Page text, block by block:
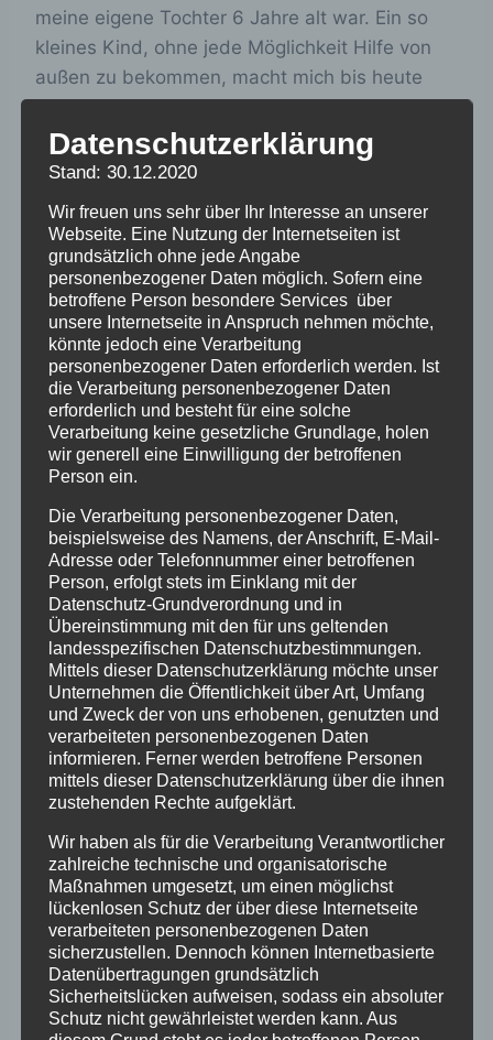
meine eigene Tochter 6 Jahre alt war. Ein so
kleines Kind, ohne jede Möglichkeit Hilfe von
außen zu bekommen, macht mich bis heute
Autorin. Ihre leidvollen Erfahrungen während
ihrer Kinderverschickung hat die renommierte
Häuser”verarbeitet.
Es ist das persönlichste Buch von Sabine
Ludwig.„Es hat mir eine große Genugtuung
verschafft, dass ich in meinem Buch die
Möglichkeit hatte, die Bösen am Ende zu
bestrafen,“betont Sabine Ludwig. In der
Realität ist das vielen Betroffenen verwehrt
geblieben. Schwarze Häuser hinterlässt nicht
nur ein düsteres Bild. In dem Roman geht auch
um die Bedeutung von Freundschaft und den
Zusammenhalt der Kinder untereinander.
Bereits 2014 hat diese Autorin das Thema in
die Öffentlichkeit gebracht,damals nahm das
Thema noch kaum einer ernst. Die Betroffenen
allerdings schon. Schon damals bekam Sabine
Ludwig Hunderte von Zuschriften Betroffener,
denen es ähnlich schlimm in ihren
Kurverschickungen gegangen waren, wie sie es
in dem Kinderbuch beschrieb.
Dienstag,17. Oktober 2023,
19 Uhr
Literaturhaus Köln, Großer Griechenmarkt 39,
50676 Köln
Der Eintritt ist frei!
Datenschutzerklärung
Stand: 30.12.2020
Wir freuen uns sehr über Ihr Interesse an unserer
Webseite. Eine Nutzung der Internetseiten ist
grundsätzlich ohne jede Angabe
personenbezogener Daten möglich. Sofern eine
betroffene Person besondere Services über
unsere Internetseite in Anspruch nehmen möchte,
könnte jedoch eine Verarbeitung
personenbezogener Daten erforderlich werden. Ist
die Verarbeitung personenbezogener Daten
erforderlich und besteht für eine solche
Verarbeitung keine gesetzliche Grundlage, holen
wir generell eine Einwilligung der betroffenen
Person ein.
Die Verarbeitung personenbezogener Daten,
beispielsweise des Namens, der Anschrift, E-Mail-
Adresse oder Telefonnummer einer betroffenen
Person, erfolgt stets im Einklang mit der
Datenschutz-Grundverordnung und in
Übereinstimmung mit den für uns geltenden
landesspezifischen Datenschutzbestimmungen.
Mittels dieser Datenschutzerklärung möchte unser
Unternehmen die Öffentlichkeit über Art, Umfang
und Zweck der von uns erhobenen, genutzten und
verarbeiteten personenbezogenen Daten
informieren. Ferner werden betroffene Personen
mittels dieser Datenschutzerklärung über die ihnen
zustehenden Rechte aufgeklärt.
Wir haben als für die Verarbeitung Verantwortlicher
zahlreiche technische und organisatorische
Maßnahmen umgesetzt, um einen möglichst
lückenlosen Schutz der über diese Internetseite
verarbeiteten personenbezogenen Daten
sicherzustellen. Dennoch können Internetbasierte
Datenübertragungen grundsätzlich
Sicherheitslücken aufweisen, sodass ein absoluter
Schutz nicht gewährleistet werden kann. Aus